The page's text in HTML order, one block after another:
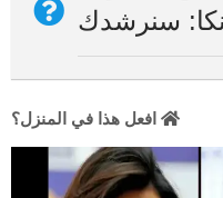
سنرشدك